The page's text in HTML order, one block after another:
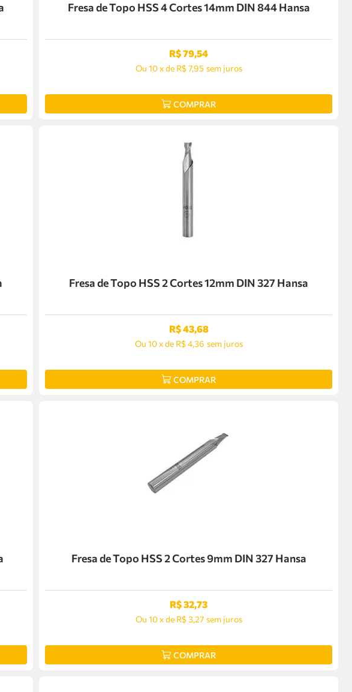
Fresa de Topo HSS 4 Cortes 14mm DIN 844 Hansa
R$79,54
Ou 10 xde R$ 7,95 sem juros
COMPRAR
Fresa de Topo HSS 2 Cortes 12mm DIN 327 Hansa
R$43,68
Ou 10 xde R$ 4,36 sem juros
COMPRAR
Fresa de Topo HSS 2 Cortes 9mm DIN 327 Hansa
R$32,73
Ou 10 xde R$ 3,27 sem juros
COMPRAR